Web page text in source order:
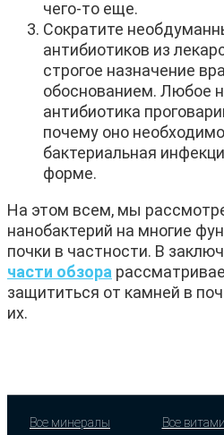
чего-то еще.
Сократите
антибиотиков из
строгое назначение
обоснованием. Любое
антибиотика
почему оно
бактериальная
форме.
На этом всем, мы
нанобактерий на многие
почки в частности. В
части обзора
защититься от камней в
их.
Все минералы
Все